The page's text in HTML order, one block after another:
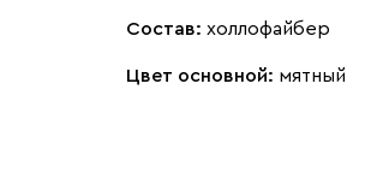
Состав: холлофайбер
Цвет основной: мятный